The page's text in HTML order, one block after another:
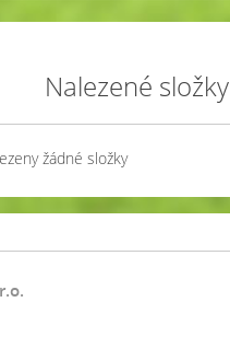
Nalezené složky
žádné složky